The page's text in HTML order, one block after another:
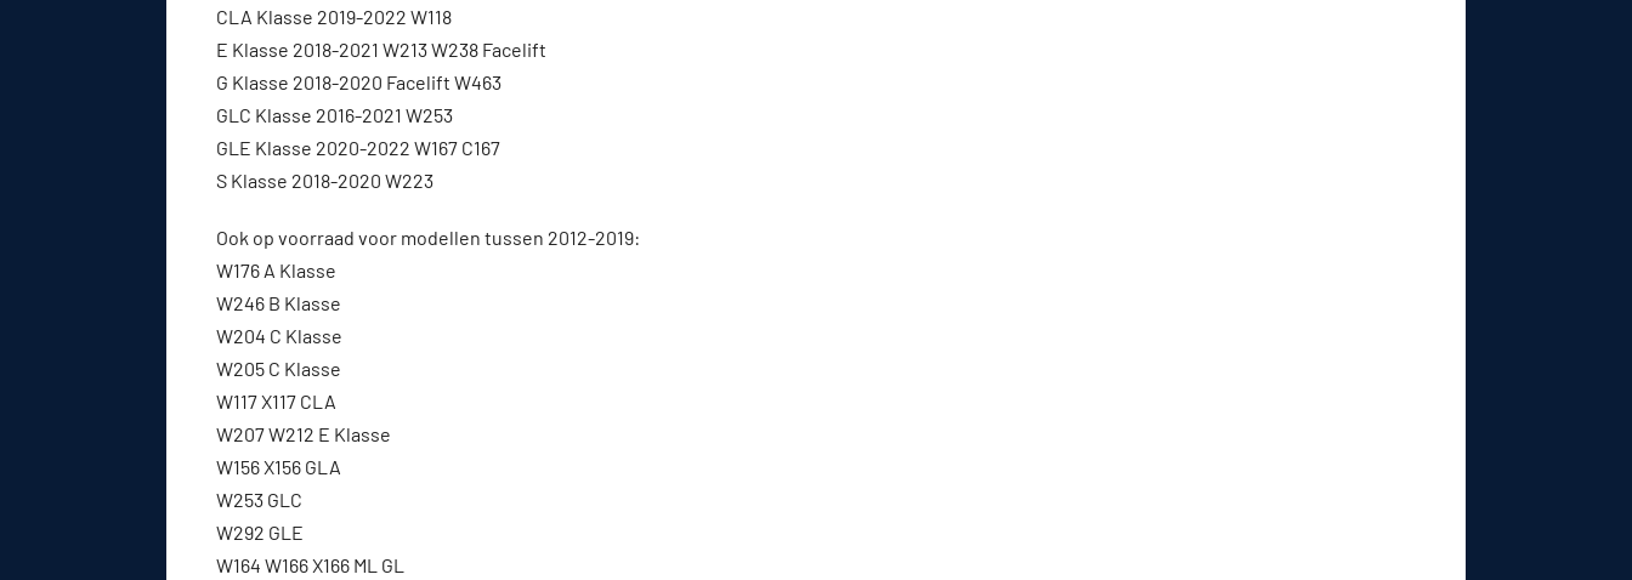
CLA Klasse 2019-2022 W118
E Klasse 2018-2021 W213 W238 Facelift
G Klasse 2018-2020 Facelift W463
GLC Klasse 2016-2021 W253
GLE Klasse 2020-2022 W167 C167
S Klasse 2018-2020 W223
Ook op voorraad voor modellen tussen 2012-2019:
W176 A Klasse
W246 B Klasse
W204 C Klasse
W205 C Klasse
W117 X117 CLA
W207 W212 E Klasse
W156 X156 GLA
W253 GLC
W292 GLE
W164 W166 X166 ML GL